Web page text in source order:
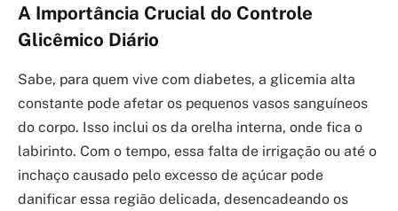
A Importância Crucial do Controle
Glicêmico Diário
Sabe, para quem vive com diabetes, a glicemia alta
constante pode afetar os pequenos vasos sanguíneos
do corpo. Isso inclui os da orelha interna, onde fica o
labirinto. Com o tempo, essa falta de irrigação ou até o
inchaço causado pelo excesso de açúcar pode
danificar essa região delicada, desencadeando os